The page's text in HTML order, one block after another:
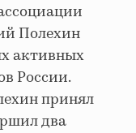
Полехин
активных
России.
принял
два